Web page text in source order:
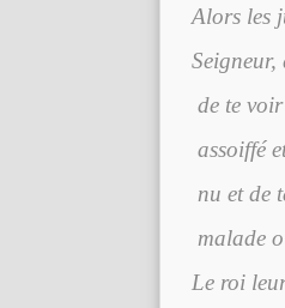
Alors les
de te
assoiffé
nu et de
malade
Le roi